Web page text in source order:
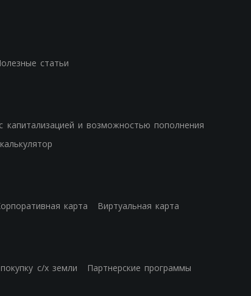
статьи
капитализацией и возможностью пополнения
карта Виртуальная карта
с/х земли
Партнерские программы